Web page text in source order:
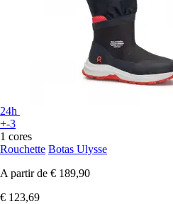
24h
+-3
1 cores
Rouchette Botas Ulysse
A partir de € 189,90
€ 123,69